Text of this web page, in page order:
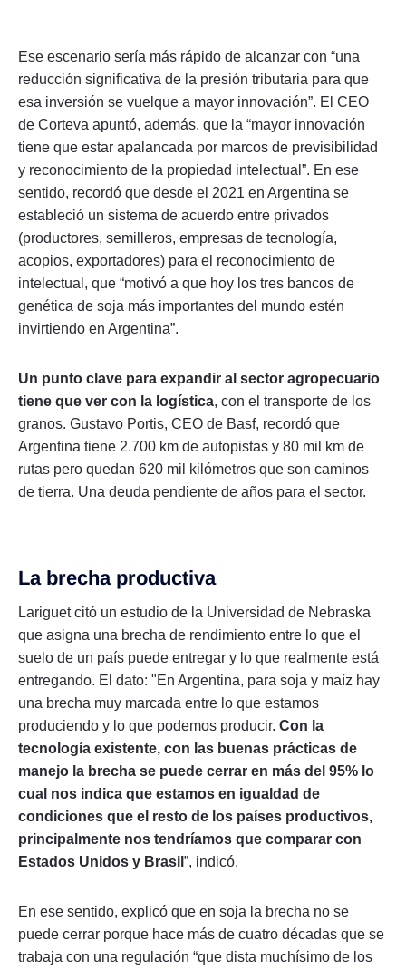
Ese escenario sería más rápido de alcanzar con “una
reducción significativa de la presión tributaria para que
esa inversión se vuelque a mayor innovación”. El CEO
de Corteva apuntó, además, que la “mayor innovación
tiene que estar apalancada por marcos de previsibilidad
y reconocimiento de la propiedad intelectual”. En ese
sentido, recordó que desde el 2021 en Argentina se
estableció un sistema de acuerdo entre privados
(productores, semilleros, empresas de tecnología,
acopios, exportadores) para el reconocimiento de
intelectual, que “motivó a que hoy los tres bancos de
genética de soja más importantes del mundo estén
invirtiendo en Argentina”.
Un punto clave para expandir al sector agropecuario
tiene que ver con la logística, con el transporte de los
granos. Gustavo Portis, CEO de Basf, recordó que
Argentina tiene 2.700 km de autopistas y 80 mil km de
rutas pero quedan 620 mil kilómetros que son caminos
de tierra. Una deuda pendiente de años para el sector.
La brecha productiva
Lariguet citó un estudio de la Universidad de Nebraska
que asigna una brecha de rendimiento entre lo que el
suelo de un país puede entregar y lo que realmente está
entregando. El dato: "En Argentina, para soja y maíz hay
una brecha muy marcada entre lo que estamos
produciendo y lo que podemos producir. Con la
tecnología existente, con las buenas prácticas de
manejo la brecha se puede cerrar en más del 95% lo
cual nos indica que estamos en igualdad de
condiciones que el resto de los países productivos,
principalmente nos tendríamos que comparar con
Estados Unidos y Brasil ”, indicó.
En ese sentido, explicó que en soja la brecha no se
puede cerrar porque hace más de cuatro décadas que se
trabaja con una regulación “que dista muchísimo de los